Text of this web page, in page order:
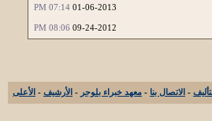
01-06-2013
07:14 PM
09-24-2012
08:06 PM
- الاتصال بنا - معهد خبراء بلوجر - الأرشيف - الأعلى